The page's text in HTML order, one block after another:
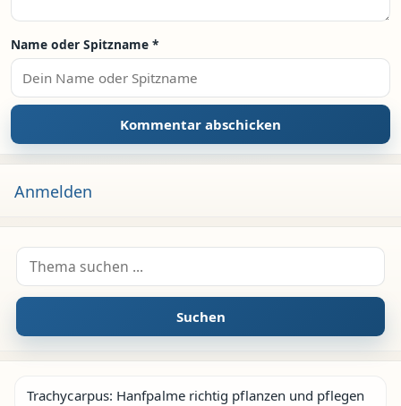
Name oder Spitzname *
Anmelden
Suche nach:
Suchen
Trachycarpus: Hanfpalme richtig pflanzen und pflegen